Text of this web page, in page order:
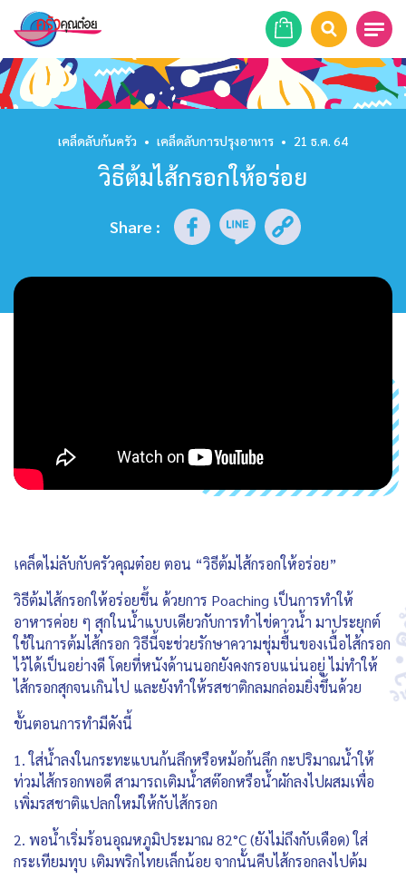
หน้าแรก
สูตรอาหาร
รายการย้อนหลัง
เคล็ดลับก้นครัว • เคล็ดลับการปรุงอาหาร • 21 ธ.ค. 64
วิธีต้มไส้กรอกให้อร่อย
Share :
เคล็ดไม่ลับกับครัวคุณต๋อย ตอน “วิธีต้มไส้กรอกให้อร่อย”
วิธีต้มไส้กรอกให้อร่อยขึ้น ด้วยการ Poaching เป็นการทำให้
อาหารค่อย ๆ สุกในน้ำแบบเดียวกับการทำไข่ดาวน้ำ มาประยุกต์
ใช้ในการต้มไส้กรอก วิธีนี้จะช่วยรักษาความชุ่มชื้นของเนื้อไส้กรอก
ไว้ได้เป็นอย่างดี โดยที่หนังด้านนอกยังคงกรอบแน่นอยู่ ไม่ทำให้
ไส้กรอกสุกจนเกินไป และยังทำให้รสชาติกลมกล่อมยิ่งขึ้นด้วย
ขั้นตอนการทำมีดังนี้
1. ใส่น้ำลงในกระทะแบนก้นลึกหรือหม้อก้นลึก กะปริมาณน้ำให้
ท่วมไส้กรอกพอดี สามารถเติมน้ำสต๊อกหรือน้ำผักลงไปผสมเพื่อ
เพิ่มรสชาติแปลกใหม่ให้กับไส้กรอก
2. พอน้ำเริ่มร้อนอุณหภูมิประมาณ 82°C (ยังไม่ถึงกับเดือด) ใส่
กระเทียมทุบ เติมพริกไทยเล็กน้อย จากนั้นคีบไส้กรอกลงไปต้ม